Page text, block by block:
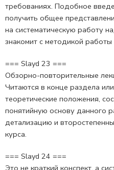
требованиях. Подобное
получить общее
на систематическую работу
знакомит с методикой
=== Slayd 23 ===
Обзорно-повторительные
Читаются в конце раздела
теоретические положения,
понятийную основу данного
детализацию и
курса.
=== Slayd 24 ===
Это не краткий конспект, а